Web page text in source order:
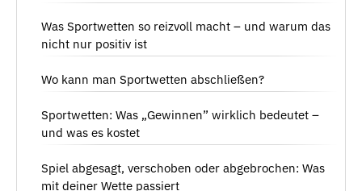
Was Sportwetten so reizvoll macht – und warum das
nicht nur positiv ist
Wo kann man Sportwetten abschließen?
Sportwetten: Was „Gewinnen” wirklich bedeutet –
und was es kostet
Spiel abgesagt, verschoben oder abgebrochen: Was
mit deiner Wette passiert